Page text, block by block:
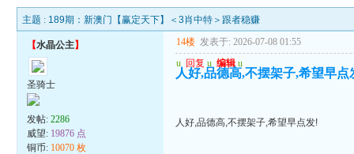
主题 : 189期：新澳门【赢定天下】＜3肖中特＞跟者稳赚
【水晶公主】
圣骑士
发帖:2286
威望: 19876 点
铜币: 10070 枚
14楼 发表于: 2026-07-08 01:55
u 回复 u 编辑 u
人好,品德高,不摆架子,希望早点
人好,品德高,不摆架子,希望早点发!